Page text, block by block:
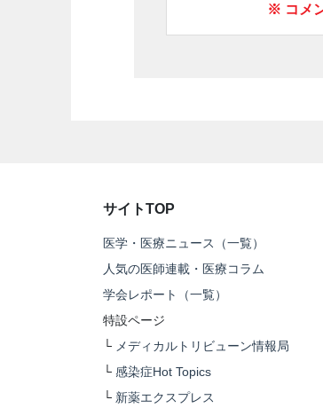
※ コメ
サイトTOP
医学・医療ニュース（一覧）
人気の医師連載・医療コラム
学会レポート（一覧）
特設ページ
└ メディカルトリビューン情報局
└ 感染症Hot Topics
└ 新薬エクスプレス